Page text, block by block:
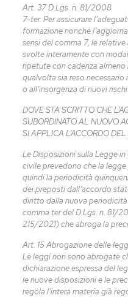
Art. 37 D.Lgs. n. 81/2008
7-ter. Per assicurare
formazione nonché
sensi del comma 7, le
svolte interamente con
ripetute con cadenza
qualvolta sia reso necessario
o all’insorgenza di nuovi rischi.
DOVE STA SCRITTO CHE
SUBORDINATO AL NUOVO
SI APPLICA L’ACCORDO
Le Disposizioni sulla Legge
civile prevedono che la
quindi la periodicità
dei preposti dall’accordo
diritto dalla nuova
comma ter del D.Lgs. n. 81/
215/2021) che abroga la
Art. 15 Abrogazione delle
Le leggi non sono abrogate
dichiarazione espressa del
le nuove disposizioni e le
regola l’intera materia già